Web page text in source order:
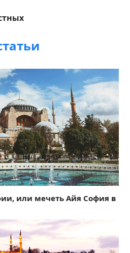
или мечеть Айя София в